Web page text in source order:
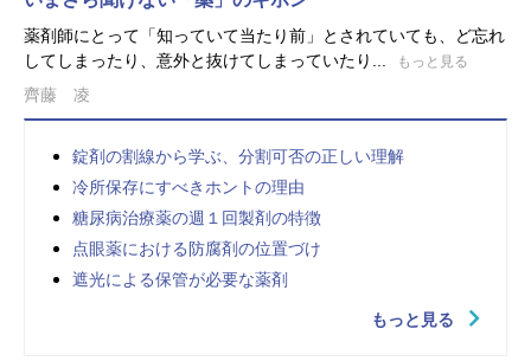
薬剤師にとって「知っていて当たり前」とされていても、ど忘れ
してしまったり、意外と抜けてしまっていたり...
もっと見る
齊藤 凌
錠剤の割線から学ぶ、分割可否の正しい理解
冷所保存にすべきホントの理由
糖尿病治療薬の週１回製剤の特徴
点眼薬における防腐剤の位置づけ
遮光による保管が必要な薬剤
もっと見る